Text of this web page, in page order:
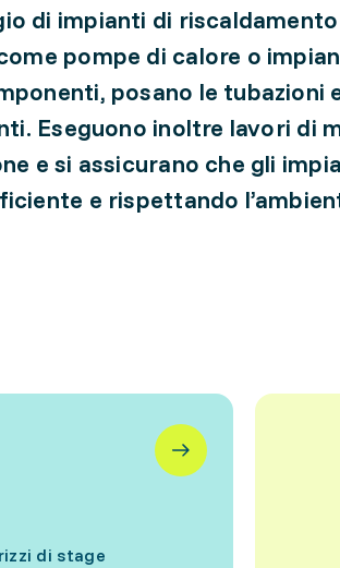
di impianti di
pompe di calore o
posano le tubazioni
Eseguono inoltre lavori di
e si assicurano che gli
e rispettando
di stage